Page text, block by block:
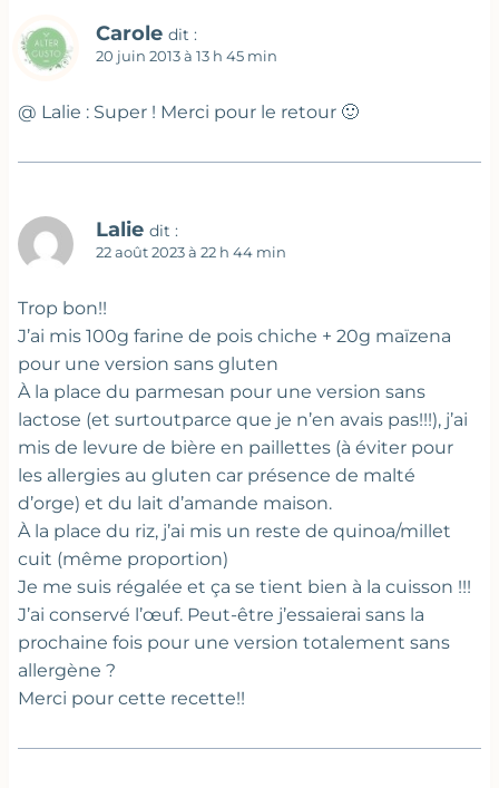
Carole dit :
20 juin 2013 à 13 h 45 min
@ Lalie : Super ! Merci pour le retour 🙂
Lalie dit :
22 août 2023 à 22 h 44 min
Trop bon!!
J’ai mis 100g farine de pois chiche + 20g maïzena
pour une version sans gluten
À la place du parmesan pour une version sans
lactose (et surtoutparce que je n’en avais pas!!!), j’ai
mis de levure de bière en paillettes (à éviter pour
les allergies au gluten car présence de malté
d’orge) et du lait d’amande maison.
À la place du riz, j’ai mis un reste de quinoa/millet
cuit (même proportion)
Je me suis régalée et ça se tient bien à la cuisson !!!
J’ai conservé l’œuf. Peut-être j’essaierai sans la
prochaine fois pour une version totalement sans
allergène ?
Merci pour cette recette!!